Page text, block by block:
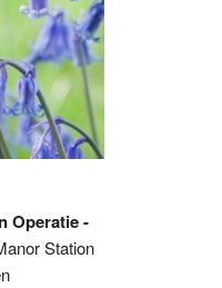
Operatie -
Station